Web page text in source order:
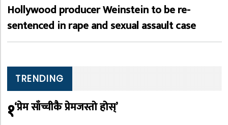
Hollywood producer Weinstein to be re-
sentenced in rape and sexual assault case
TRENDING
१‘प्रेम साँच्चीकै प्रेमजस्तो होस्’